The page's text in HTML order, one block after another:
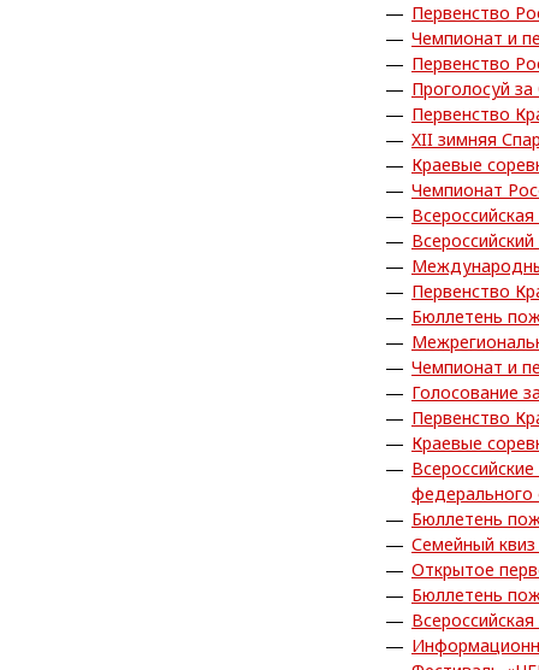
Первенство
Чемпионат и
Первенство
Проголосуй
Первенство
XII зимняя
Краевые
Чемпионат
Первенство
Бюллетень
Чемпионат и
Голосование
Первенство
Краевые
федерального
Бюллетень
Семейный
Открытое
Бюллетень